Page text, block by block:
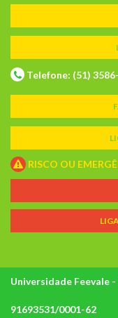
Telefone: (51)
RISCO OU
Universidade Feevale
91693531/0001-62